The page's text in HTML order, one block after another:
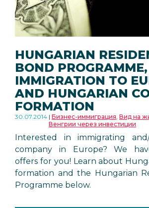
HUNGARIAN
BOND PROGRAMME,
IMMIGRATION TO
AND HUNGARIAN
FORMATION
30.07.2014 Бизнес-иммиграция, Вид на
Венгрии через инвестиции
Interested in immigrating
company in Europe? We
offers for you! Learn about
formation and the Hungarian
Programme below.